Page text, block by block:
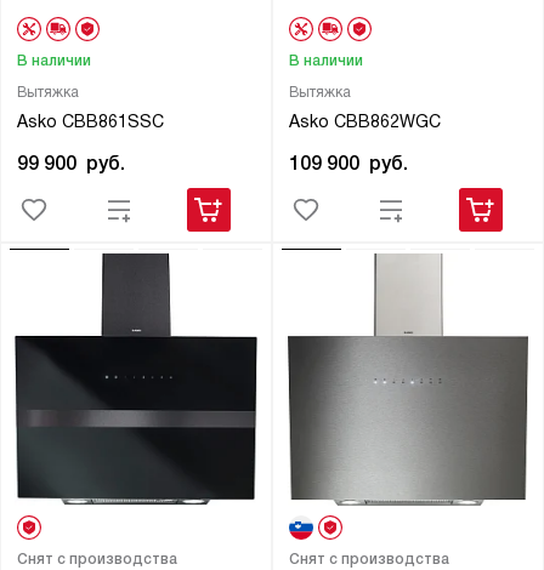
Вытяжка
Asko CBB861SSC
В наличии
99 900 руб.
Вытяжка
Asko CBB862WGC
В наличии
109 900 руб.
Снят с производства
Снят с производства